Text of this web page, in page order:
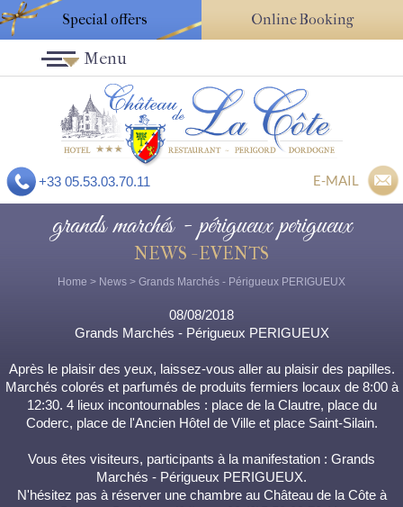
Special offers Online Booking
+33 05.53.03.70.11 E-MAIL
Menu
grands marchés - périgueux perigueux
NEWS - EVENTS
Home > News > Grands Marchés - Périgueux PERIGUEUX
08/08/2018
Grands Marchés - Périgueux PERIGUEUX
Après le plaisir des yeux, laissez-vous aller au plaisir des papilles.
Marchés colorés et parfumés de produits fermiers locaux de 8:00 à
12:30. 4 lieux incontournables : place de la Clautre, place du
Coderc, place de l'Ancien Hôtel de Ville et place Saint-Silain.
Vous êtes visiteurs, participants à la manifestation : Grands
Marchés - Périgueux PERIGUEUX.
N'hésitez pas à réserver une chambre au Château de la Côte à